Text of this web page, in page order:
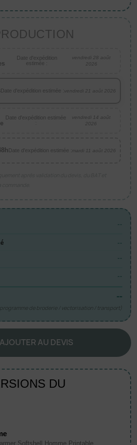
Date d'expédition
estimée :
vendredi 28 août
2026
Date d'expédition estimée :vendredi 21 août 2026
Date d'expédition estimée
:
vendredi 14 août
2026
Date d'expédition estimée :mardi 11 août 2026
--
--
--
--
--
de broderie / vectorisation / transport)
AJOUTER AU DEVIS
DU
Softshell Homme Printable